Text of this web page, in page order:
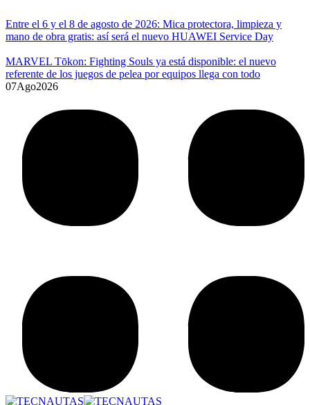
Entre el 6 y el 8 de agosto de 2026: Mica protectora, limpieza y
mano de obra gratis: así será el nuevo HUAWEI Service Day
MARVEL Tōkon: Fighting Souls ya está disponible: el nuevo
referente de los juegos de pelea por equipos llega con todo
07Ago2026